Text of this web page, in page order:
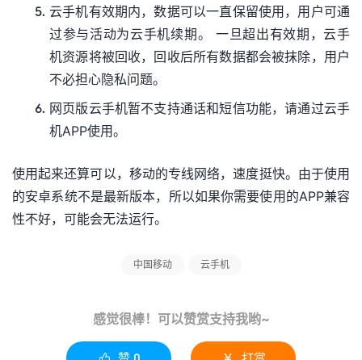
云手机有效期内，数据可以一直保留使用，用户可通
过参与活动为云手机续期。 一旦超出有效期，云手
机资源将被回收，回收后所有数据都会被抹除，用户
不必担心隐私问题。
网页版云手机暂不支持通话和短信功能，请通过云手
机APP使用。
使用起来还算可以，移动的专线网络，速度挺快。由于使用
的安卓系统不是最新版本，所以如果你需要使用的APP兼容
性不好，可能会无法运行。
中国移动 云手机
感觉很棒！可以赞赏支持我哟~